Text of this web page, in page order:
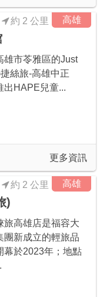
高雄
約 2 公里
雄市苓雅區的Just
絲旅-高雄中正
出HAPE兒童...
更多資訊
高雄
)
約 2 公里
旅高雄店是福容大
團新成立的輕旅品
幕於2023年；地點